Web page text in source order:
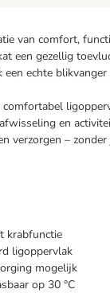
van comfort,
een gezellig
echte
en
verzorgen –
krabfunctie
ligoppervlak
mogelijk
op 30 °C